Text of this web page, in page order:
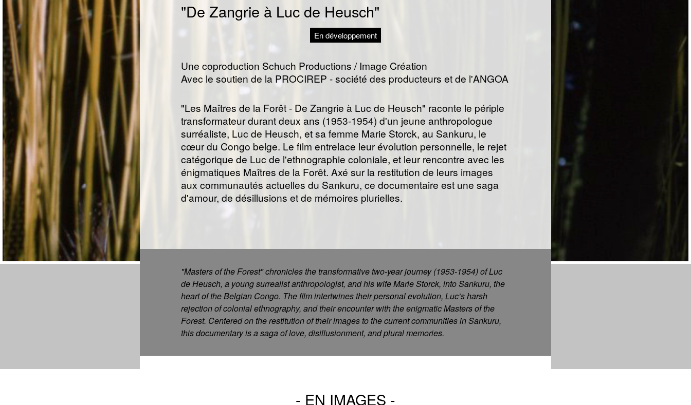
De Zangrie à Luc de Heusch
En développement
Une coproduction Schuch Productions / Image Création
Avec le soutien de la PROCIREP - société des producteurs et de l'ANGOA
"Les Maîtres de la Forêt - De Zangrie à Luc de Heusch" raconte le périple
transformateur durant deux ans (1953-1954) d'un jeune anthropologue
surréaliste, Luc de Heusch, et sa femme Marie Storck, au Sankuru, le
cœur du Congo belge. Le film entrelace leur évolution personnelle, le rejet
catégorique de Luc de l'ethnographie coloniale, et leur rencontre avec les
énigmatiques Maîtres de la Forêt. Axé sur la restitution de leurs images
aux communautés actuelles du Sankuru, ce documentaire est une saga
d'amour, de désillusions et de mémoires plurielles.
"Masters of the Forest" chronicles the transformative two-year journey (1953-1954) of Luc
de Heusch, a young surrealist anthropologist, and his wife Marie Storck, into Sankuru, the
heart of the Belgian Congo. The film intertwines their personal evolution, Luc’s harsh
rejection of colonial ethnography, and their encounter with the enigmatic Masters of the
Forest. Centered on the restitution of their images to the current communities in Sankuru,
this documentary is a saga of love, disillusionment, and plural memories.
EN IMAGES